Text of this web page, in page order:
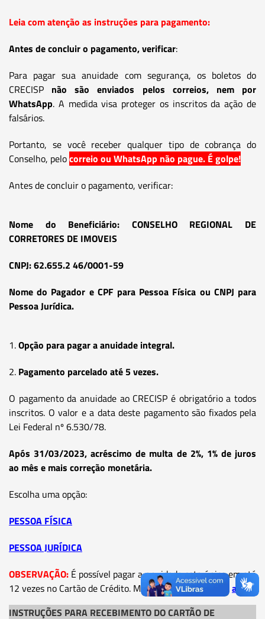
Leia com atenção as instruções para pagamento:
Antes de concluir o pagamento, verificar:
Para pagar sua anuidade com segurança, os boletos do
CRECISP não são enviados pelos correios, nem por
WhatsApp. A medida visa proteger os inscritos da ação de
falsários.
Portanto, se você receber qualquer tipo de cobrança do
Conselho, pelocorreio ou WhatsApp não pague. É golpe!
Antes de concluir o pagamento, verificar:
Nome do Beneficiário: CONSELHO REGIONAL DE
CORRETORES DE IMOVEIS
CNPJ: 62.655.2 46/0001-59
Nome do Pagador e CPF para Pessoa Física ou CNPJ para
Pessoa Jurídica.
1.Opção para pagar a anuidade integral.
2. Pagamento parcelado até 5 vezes.
O pagamento da anuidade ao CRECISP é obrigatório a todos
inscritos. O valor e a data deste pagamento são fixados pela
Lei Federal nº 6.530/78.
Após 31/03/2023, acréscimo de multa de 2%, 1% de juros
ao mês e mais correção monetária.
Escolha uma opção:
PESSOA FÍSICA
PESSOA JURÍDICA
OBSERVAÇÃO: É possível pagar a anuidade cota única em até
12 vezes no Cartão de Crédito. Mais informações clique aqui
INSTRUÇÕES PARA RECEBIMENTO DO CARTÃO DE